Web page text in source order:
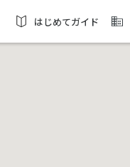
はじめてガイド